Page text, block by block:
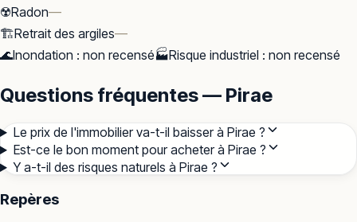
☢️Radon—
🏗️Retrait des argiles—
🌊Inondation : non recensé🏭Risque industriel : non recensé
Questions fréquentes — Pirae
Le prix de l'immobilier va-t-il baisser à Pirae ?
Est-ce le bon moment pour acheter à Pirae ?
Y a-t-il des risques naturels à Pirae ?
Repères